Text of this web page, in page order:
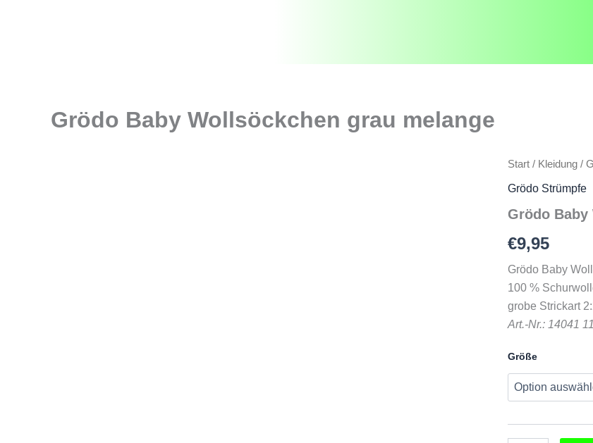
Grödo Baby Wollsöckchen grau melange
Start / Kleidung /
Grödo Strümpfe
Grödo
€9,95
Grödo Baby
100 %
grobe Strickart
Art.-Nr.: 14041
Größe